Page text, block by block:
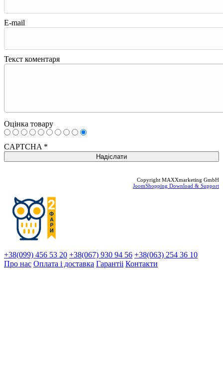
E-mail
Текст коментаря
Оцінка товару
CAPTCHA *
Copyright MAXXmarketing GmbH
JoomShopping Download & Support
+38(099) 456 53 20 +38(067) 930 94 56 +38(063) 254 36 10
Про нас Оплата і доставка Гарантіi Контакти